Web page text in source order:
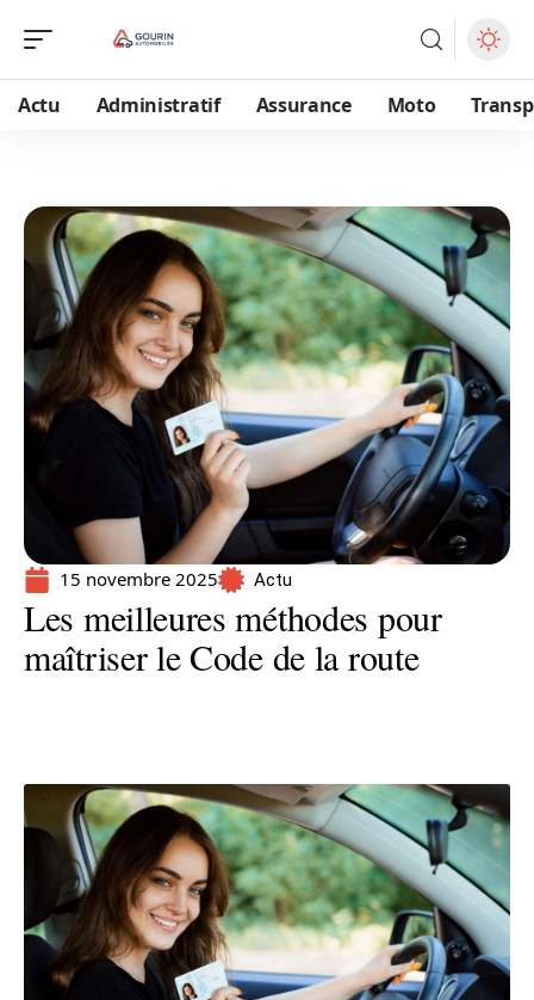
Actu Administratif Assurance Moto
15 novembre 2025 Actu
Les meilleures méthodes pour
maîtriser le Code de la route